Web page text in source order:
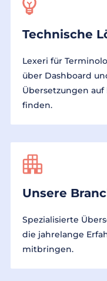
Technische
Lexeri für
über Dashboard
Übersetzungen
finden.
Unsere
Spezialisierte
die jahrelange
mitbringen.